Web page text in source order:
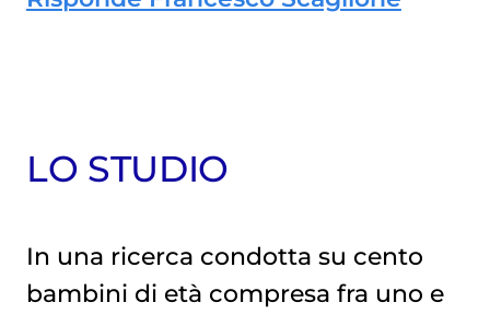
LO STUDIO
In una ricerca condotta su cento
bambini di età compresa fra uno e